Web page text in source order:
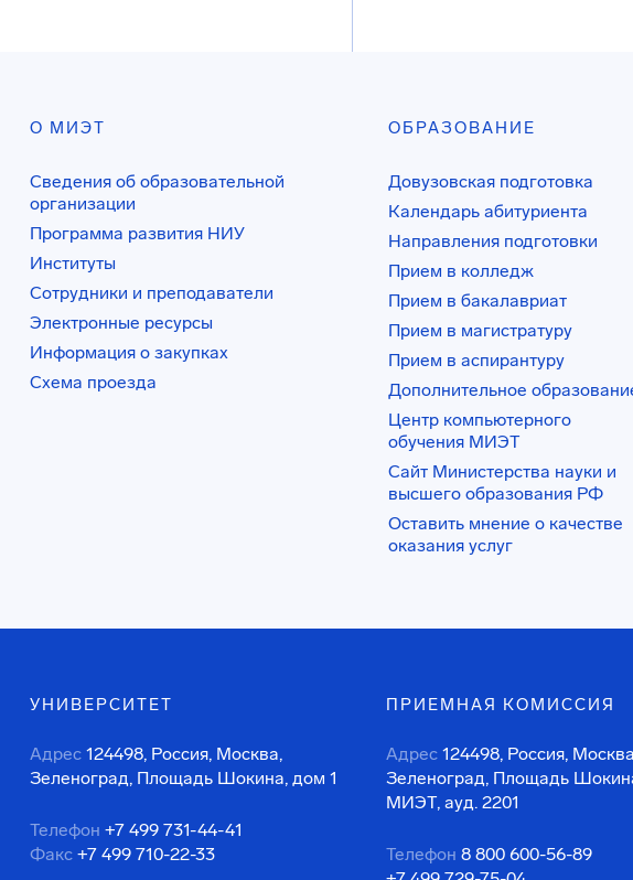
О МИЭТ
Сведения об образовательной
организации
Программа развития НИУ
Институты
Сотрудники и преподаватели
Электронные ресурсы
Информация о закупках
Схема проезда
ОБРАЗОВАНИЕ
Довузовская подготовка
Календарь абитуриента
Направления подготовки
Прием в колледж
Прием в бакалавриат
Прием в магистратуру
Прием в аспирантуру
Дополнительное
Центр компьютерного
обучения МИЭТ
Сайт Министерства науки и
высшего образования РФ
Оставить мнение о качестве
оказания услуг
УНИВЕРСИТЕТ
Адрес 124498, Россия, Москва,
Зеленоград, Площадь Шокина, дом 1
Телефон +7 499 731-44-41
Факс +7 499 710-22-33
ПРИЕМНАЯ КОМИССИЯ
Адрес 124498, Россия,
Зеленоград, Площадь
МИЭТ, ауд. 2201
Телефон 8 800 600-56-89